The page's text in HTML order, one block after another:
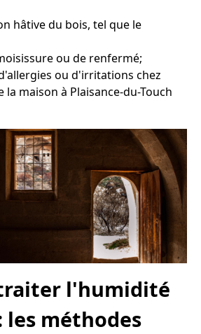
hâtive du bois, tel que le
ou de renfermé;
ou d'irritations chez
la maison à Plaisance-du-Touch
l'humidité
les méthodes